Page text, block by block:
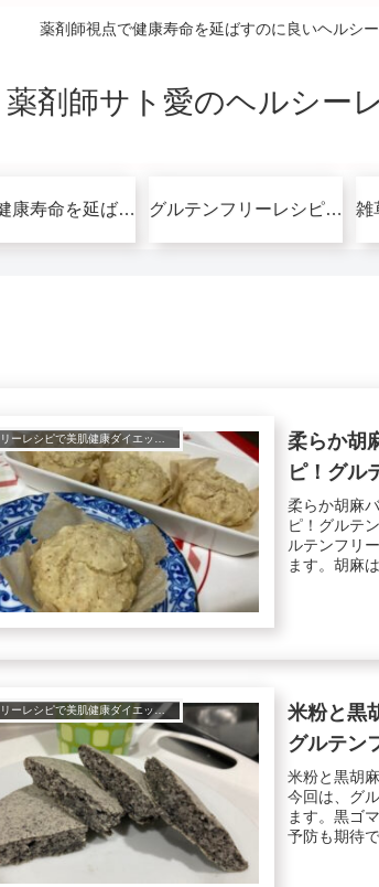
薬剤師視点で健康寿命を延ばすのに良いヘルシ
薬剤師サト愛のヘルシー
美肌と健康寿命を延ばすコツ無料講座 グルテンフリーレシピで美肌健康ダイエット！
柔らか胡
ピ！グル
柔らか胡麻
ピ！グルテ
ルテンフリ
ます。胡麻
グルテンフリーレシピで美肌健康ダイエット！
米粉と黒
グルテン
米粉と黒胡
今回は、グ
ます。黒ゴ
予防も期待